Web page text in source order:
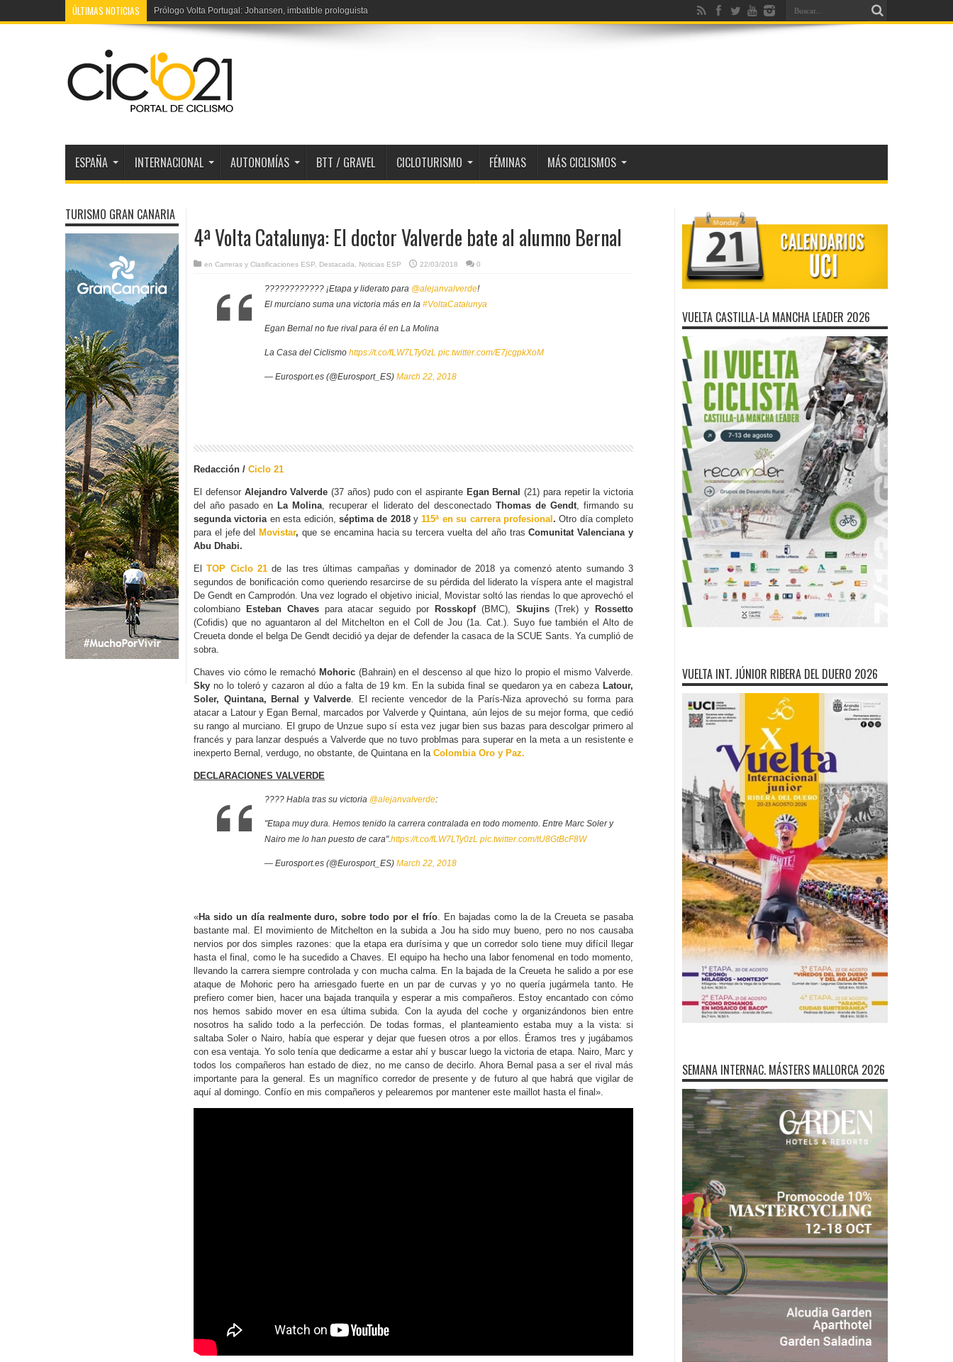
ÚLTIMAS NOTICIAS 5ª Tour Francia féminas: Vollering bate a Reusser y Niewiadoma
ESPAÑA INTERNACIONAL AUTONOMÍAS BTT / GRAVEL CICLOTURISMO FÉMINAS MÁS CICLISMOS
4ª Volta Catalunya: El doctor Valverde bate al alumno Bernal
en Carreras y Clasificaciones ESP Destacada Noticias ESP 22/03/2018 0
???????????? ¡Etapa y liderato para @alejanvalverde!
El murciano suma una victoria más en la #VoltaCatalunya
Egan Bernal no fue rival para él en La Molina
La Casa del Ciclismo https://t.co/fLW7LTy0zL pic.twitter.com/E7jcgpkXoM
— Eurosport.es (@Eurosport_ES) March 22, 2018
Redacción / Ciclo 21
El defensor Alejandro Valverde (37 años) pudo con el aspirante Egan Bernal (21) para repetir la victoria
del año pasado en La Molina, recuperar el liderato del desconectado Thomas de Gendt, firmando su
segunda victoriaen esta edición, séptima de 2018y115ª en su carrera profesional .Otro día completo
para el jefe del
Movistar,que se encamina hacia su tercera vuelta del año tras Comunitat Valenciana y
Abu Dhabi.
ElTOP Ciclo 21 de las tres últimas campañas y dominador de 2018 ya comenzó atento sumando 3
segundos de bonificación como queriendo resarcirse de su pérdida del liderato la víspera ante el magistral
De Gendt en Camprodón. Una vez logrado el objetivo inicial, Movistar soltó las riendas lo que aprovechó el
colombiano
Esteban Chavespara atacar seguido por Rosskopf(BMC), Skujins(Trek) y
Rossetto
(Cofidis) que no aguantaron al del Mitchelton en el Coll de Jou (1a. Cat.). Suyo fue también el Alto de
Creueta donde el belga De Gendt decidió ya dejar de defender la casaca de la SCUE Sants. Ya cumplió de
sobra.
Chaves vio cómo le remachó Mohoric(Bahrain) en el descenso al que hizo lo propio el mismo Valverde.
Sky no lo toleró y cazaron al dúo a falta de 19 km. En la subida final se quedaron ya en cabeza Latour,
Soler, Quintana, Bernal y Valverde. El reciente vencedor de la París-Niza aprovechó su forma para
atacar a Latour y Egan Bernal, marcados por Valverde y Quintana, aún lejos de su mejor forma, que cedió
su rango al murciano. El grupo de Unzue supo sí esta vez jugar bien sus bazas para descolgar primero al
francés y para lanzar después a Valverde que no tuvo problmas para superar en la meta a un resistente e
inexperto Bernal, verdugo, no obstante, de Quintana en la Colombia Oro y Paz.
DECLARACIONES VALVERDE
???? Habla tras su victoria @alejanvalverde:
"Etapa muy dura. Hemos tenido la carrera contralada en todo momento. Entre Marc Soler y
Nairo me lo han puesto de cara".https://t.co/fLW7LTy0zL pic.twitter.com/tU8GtBcF8W
— Eurosport.es (@Eurosport_ES) March 22, 2018
«Ha sido un día realmente duro, sobre todo por el frío. En bajadas como la de la Creueta se pasaba
bastante mal. El movimiento de Mitchelton en la subida a Jou ha sido muy bueno, pero no nos causaba
nervios por dos simples razones: que la etapa era durísima y que un corredor solo tiene muy difícil llegar
hasta el final, como le ha sucedido a Chaves. El equipo ha hecho una labor fenomenal en todo momento,
llevando la carrera siempre controlada y con mucha calma. En la bajada de la Creueta he salido a por ese
ataque de Mohoric pero ha arriesgado fuerte en un par de curvas y yo no quería jugármela tanto. He
prefiero comer bien, hacer una bajada tranquila y esperar a mis compañeros. Estoy encantado con cómo
nos hemos sabido mover en esa última subida. Con la ayuda del coche y organizándonos bien entre
nosotros ha salido todo a la perfección. De todas formas, el planteamiento estaba muy a la vista: si
saltaba Soler o Nairo, había que esperar y dejar que fuesen otros a por ellos. Éramos tres y jugábamos
con esa ventaja. Yo solo tenía que dedicarme a estar ahí y buscar luego la victoria de etapa. Nairo, Marc y
todos los compañeros han estado de diez, no me canso de decirlo. Ahora Bernal pasa a ser el rival más
importante para la general. Es un magnífico corredor de presente y de futuro al que habrá que vigilar de
aquí al domingo. Confío en mis compañeros y pelearemos por mantener este maillot hasta el final».
TURISMO GRAN CANARIA
VUELTA CASTILLA-LA MANCHA LEADER 2026
VUELTA INT. JÚNIOR RIBERA DEL DUERO 2026
SEMANA INTERNAC. MÁSTERS MALLORCA 2026